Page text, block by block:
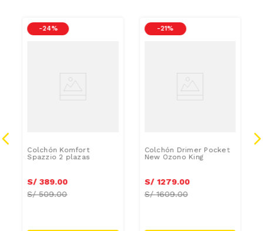
-24 %
Colchón Komfort
Spazzio 2 plazas
S/ 389.00
S/509.00
-21 %
Colchón Drimer Pocket
New Ozono King
S/ 1279.00
S/1609.00